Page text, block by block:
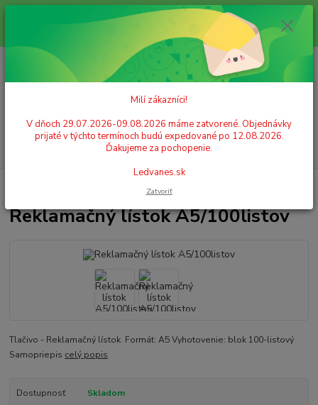
Milí zákazníci! V dňoch 29.07.2026-09.08.2026 máme zatvorené.
Objednávky prijaté v týchto termínoch budú expedované po 12.08.2026.
Ďakujeme za pochopenie. Ledvanes.sk
+421 908 755 958
Po. - Pia. od 9:00 hod. - 16:00 hod.
za0,00 EUR
Reklamačný lístok A5/100listov
Tlačivo - Reklamačný lístok. Formát: A5 Vyhotovenie: blok 100-listový
Samopriepis celý popis
Dostupnosť Skladom
Milí zákazníci!
V dňoch 29.07.2026-09.08.2026 máme zatvorené. Objednávky
prijaté v týchto termínoch budú expedované po 12.08.2026.
Ďakujeme za pochopenie.
Ledvanes.sk
Zatvoriť